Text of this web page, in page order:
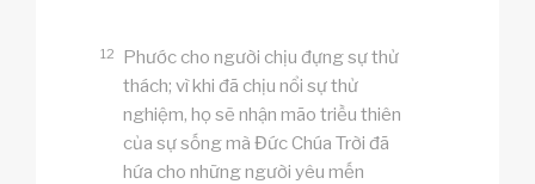
12
Phước cho người chịu đựng sự thử
thách; vì khi đã chịu nổi sự thử
nghiệm, họ sẽ nhận mão triều thiên
của sự sống mà Đức Chúa Trời đã
hứa cho những người yêu mến